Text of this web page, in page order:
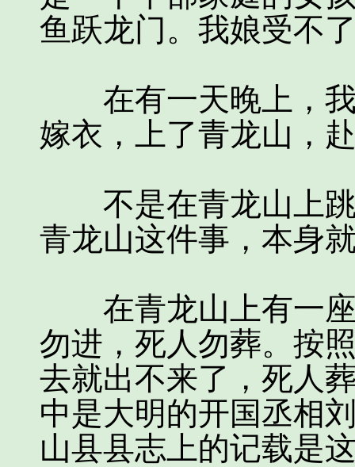
鱼跃龙门。我娘受不
在有一天晚上，我
嫁衣，上了青龙山，
不是在青龙山上跳
青龙山这件事，本身
在青龙山上有一座
勿进，死人勿葬。按
去就出不来了，死人
中是大明的开国丞相
山县县志上的记载是